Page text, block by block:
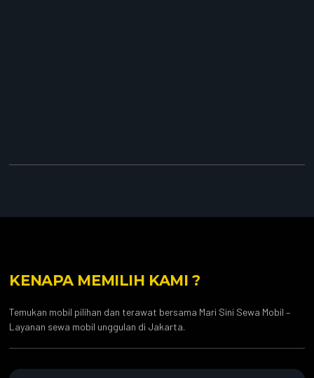
KENAPA MEMILIH KAMI ?
Temukan mobil pilihan dan terawat bersama Mari Sini Sewa Mobil –
Layanan sewa mobil unggulan di Jakarta.